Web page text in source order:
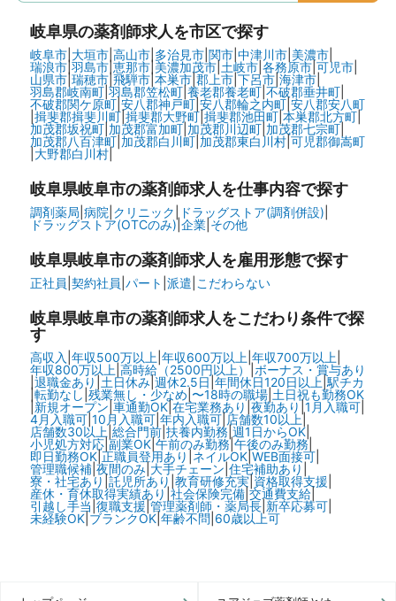
岐阜県の薬剤師求人を市区で探す
岐阜市| 大垣市| 高山市| 多治見市| 関市| 中津川市| 美濃市|
瑞浪市|羽島市|恵那市|美濃加茂市| 土岐市| 各務原市| 可児市|
山県市|瑞穂市|飛騨市|本巣市| 郡上市| 下呂市| 海津市|
羽島郡岐南町| 羽島郡笠松町| 養老郡養老町| 不破郡垂井町|
不破郡関ケ原町| 安八郡神戸町| 安八郡輪之内町| 安八郡安八町
揖斐郡揖斐川町| 揖斐郡大野町| 揖斐郡池田町| 本巣郡北方町|
加茂郡坂祝町| 加茂郡富加町| 加茂郡川辺町| 加茂郡七宗町|
加茂郡八百津町| 加茂郡白川町| 加茂郡東白川村| 可児郡御嵩町
大野郡白川村|
岐阜県岐阜市の薬剤師求人を仕事内容で探す
調剤薬局 病院 クリニック ドラッグストア(調剤併設)
ドラッグストア(OTCのみ)| 企業| その他
岐阜県岐阜市の薬剤師求人を雇用形態で探す
正社員 契約社員 パート 派遣 こだわらない
岐阜県岐阜市の薬剤師求人をこだわり条件で探
す
高収入 年収500万以上 年収600万以上 年収700万以上
年収800万以上 高時給（2500円以上）| ボーナス・賞与あり
退職金あり 土日休み| 週休2.5日 年間休日120日以上 駅チカ
|転勤なし 残業無し・少なめ 〜18時の職場| 土日祝も勤務OK
|新規オープン 車通勤OK|在宅業務あり 夜勤あり 1月入職可|
4月入職可| 10月入職可| 年内入職可| 店舗数10以上|
店舗数30以上 総合門前| 扶養内勤務 週1日からOK|
小児処方対応| 副業OK| 午前のみ勤務| 午後のみ勤務|
即日勤務OK| 正職員登用あり ネイルOK| WEB面接可|
管理職候補| 夜間のみ| 大手チェーン 住宅補助あり
寮・社宅あり 託児所あり 教育研修充実| 資格取得支援
産休・育休取得実績あり 社会保険完備| 交通費支給|
引越し手当 復職支援 |管理薬剤師・薬局長| 新卒応募可|
未経験OK| ブランクOK| 年齢不問 60歳以上可